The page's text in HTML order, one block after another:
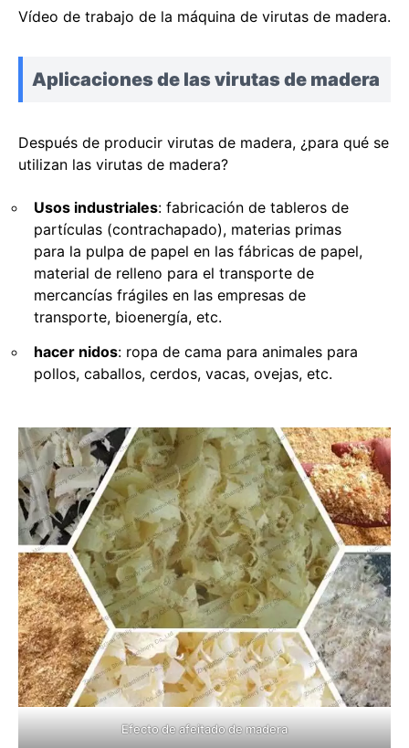
Vídeo de trabajo de la máquina de virutas de madera.
Aplicaciones de las virutas de madera
Después de producir virutas de madera, ¿para qué se
utilizan las virutas de madera?
Usos industriales: fabricación de tableros de
partículas (contrachapado), materias primas
para la pulpa de papel en las fábricas de papel,
material de relleno para el transporte de
mercancías frágiles en las empresas de
transporte, bioenergía, etc.
hacer nidos: ropa de cama para animales para
pollos, caballos, cerdos, vacas, ovejas, etc.
Efecto de afeitado de madera